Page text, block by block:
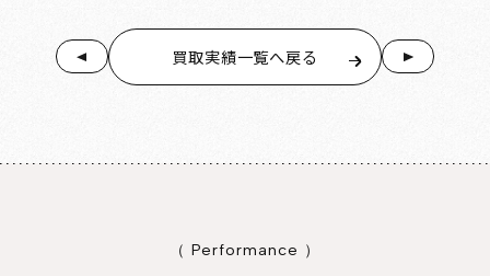
買取実績一覧へ戻る
（ Performance ）